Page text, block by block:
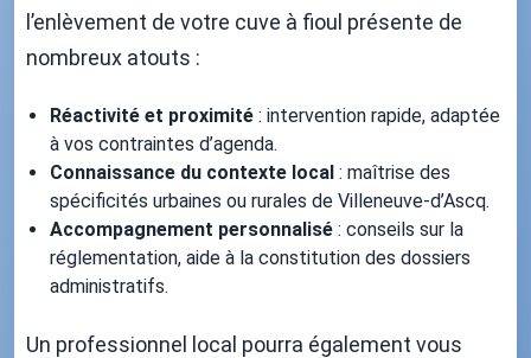
l’enlèvement de votre cuve à fioul présente de
nombreux atouts :
Réactivité et proximité : intervention rapide, adaptée
à vos contraintes d’agenda.
Connaissance du contexte local : maîtrise des
spécificités urbaines ou rurales de Villeneuve-d’Ascq.
Accompagnement personnalisé : conseils sur la
réglementation, aide à la constitution des dossiers
administratifs.
Un professionnel local pourra également vous